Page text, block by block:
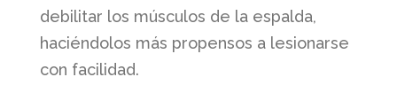
debilitar los músculos de la espalda,
haciéndolos más propensos a lesionarse
con facilidad.